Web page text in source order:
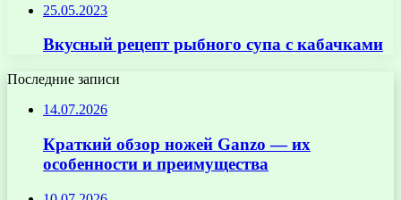
25.05.2023
Вкусный рецепт рыбного супа с кабачками
Последние записи
14.07.2026
Краткий обзор ножей Ganzo — их
особенности и преимущества